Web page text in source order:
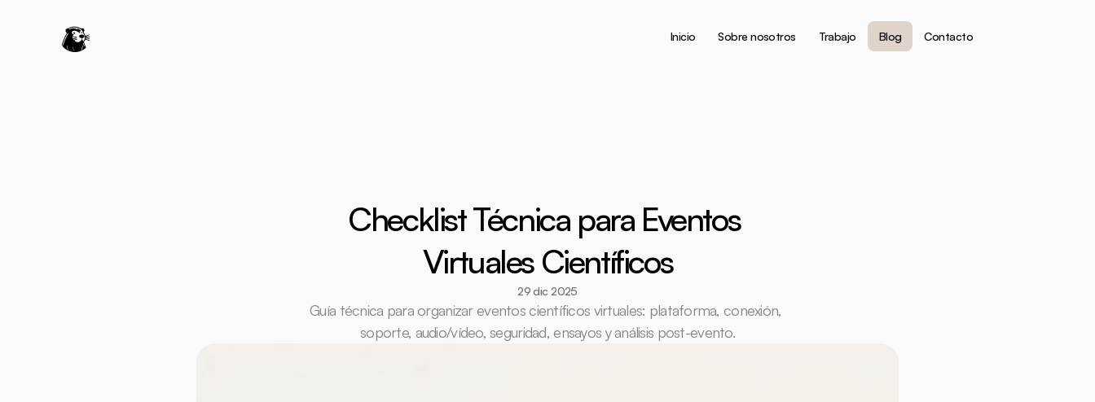
Checklist Técnica para Eventos
Virtuales Científicos
29 dic 2025
Guía técnica para organizar eventos científicos virtuales: plataforma, conexión,
soporte, audio/vídeo, seguridad, ensayos y análisis post-evento.
Inicio Sobre nosotros Trabajo Blog Contacto